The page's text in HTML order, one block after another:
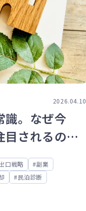
2026.04.10
識。なぜ今
目されるの
口戦略
副業
民泊診断